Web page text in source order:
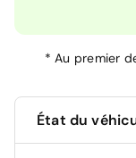
*Au premier
État du